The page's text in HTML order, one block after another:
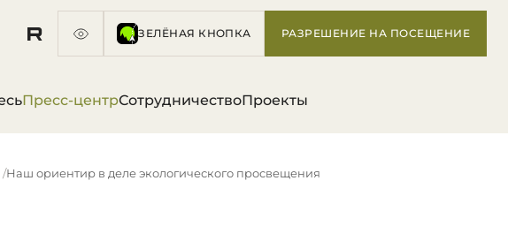
ЗЕЛЁНАЯ КНОПКА РАЗРЕШЕНИЕ НА ПОСЕЩЕНИЕ
Пресс-центрСотрудничествоПроекты
Наш ориентир в деле экологического просвещения